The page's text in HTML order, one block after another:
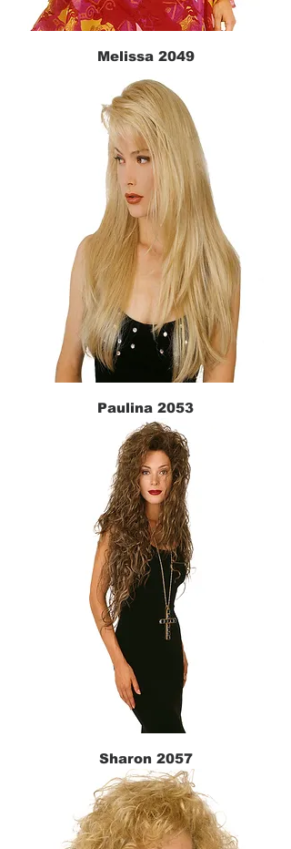
Melissa 2049
Paulina 2053
Sharon 2057